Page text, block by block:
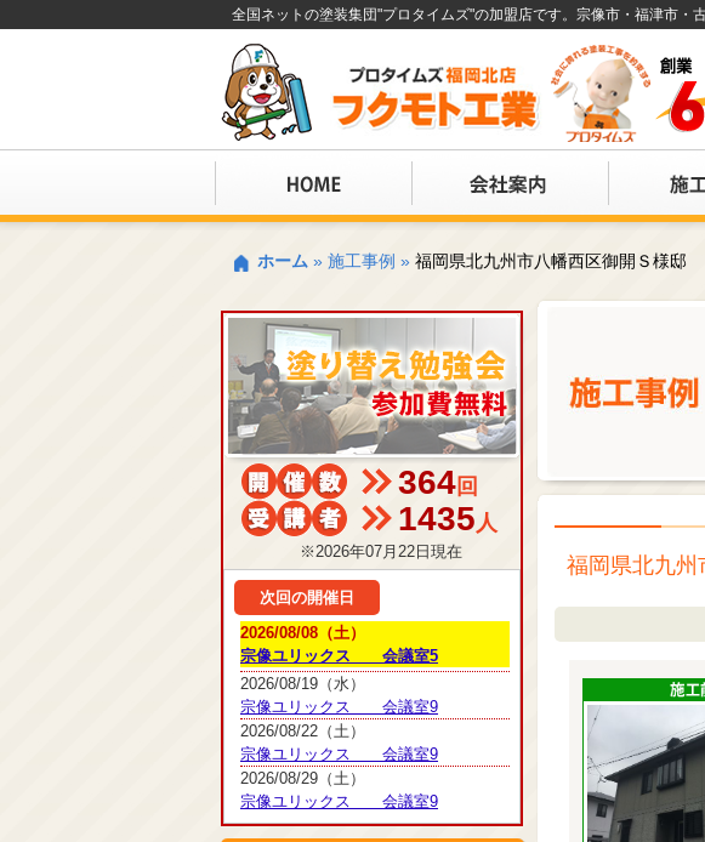
全国ネットの塗装集団"プロタイムズ"の加盟店です。宗像市・福津市・
ホーム » 施工事例 » 福岡県北九州市八幡西区御開Ｓ様邸
福岡県北九州
364回
1435人
※2026年07月22日現在
次回の開催日
2026/08/08（土）
宗像ユリックス 会議室5
2026/08/19（水）
宗像ユリックス 会議室9
2026/08/22（土）
宗像ユリックス 会議室9
2026/08/29（土）
宗像ユリックス 会議室9